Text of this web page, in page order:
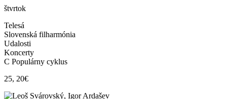
štvrtok
Telesá
Slovenská filharmónia
Udalosti
Koncerty
C Populárny cyklus
25, 20€